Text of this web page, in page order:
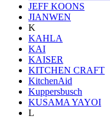
JEFF KOONS
JIANWEN
K
KAHLA
KAI
KAISER
KITCHEN CRAFT
KitchenAid
Kuppersbusch
KUSAMA YAYOI
L